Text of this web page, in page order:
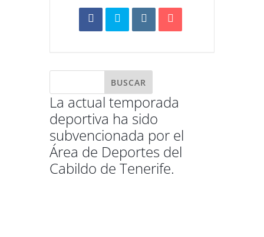
La actual temporada
deportiva ha sido
subvencionada por el
Área de Deportes del
Cabildo de Tenerife.